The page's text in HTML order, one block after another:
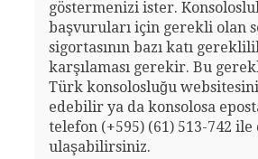
göstermenizi ister.
başvuruları için gerekli olan
sigortasının bazı katı
karşılaması gerekir. Bu
Türk konsolosluğu
edebilir ya da konsolosa
telefon (+595) (61) 513-742
ulaşabilirsiniz.